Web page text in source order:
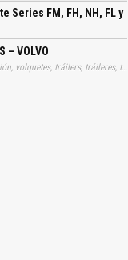
Series FM, FH, NH, FL y
– VOLVO
Tags: manual, instrucciones, manuales, manualitos, informacion, gratis, servicios, lubricaciones, aceites, lubricantes, camión, volquetes, tráilers, tráileres, traileres, trailers, aprender, descargas